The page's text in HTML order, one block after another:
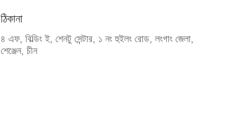
ঠিকানা
৪ এফ, বিল্ডিং ই, শেনটু সেন্টার, ১ নং হুইলং রোড, লংগাং জেলা,
শেঞ্জেন, চীন